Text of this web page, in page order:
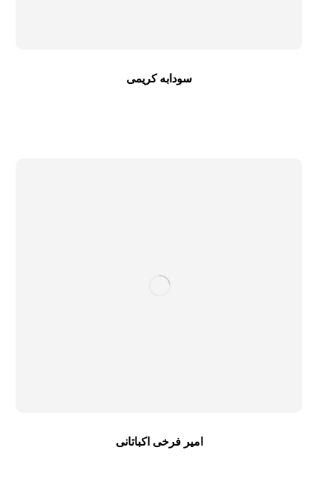
سودابه کریمی
امیر فرخی اکباتانی